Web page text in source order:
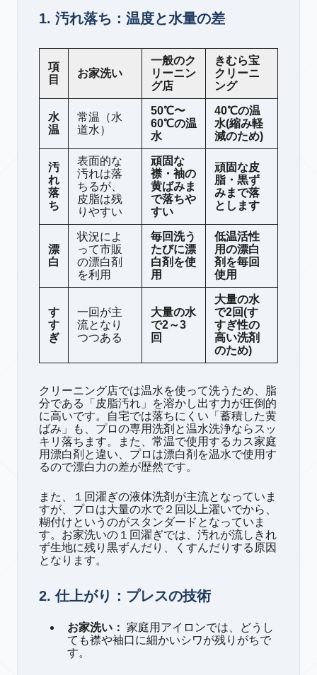
1. 汚れ落ち：温度と水量の差
項
目
お家洗い
一般のク
リーニン
グ店
きむら宝
クリーニ
ング
水
温
常温（水
道水）
50℃〜
60℃の温
水
40℃の温
水(縮み軽
減のため)
汚
れ
落
ち
表面的な
汚れは落
ちるが、
皮脂は残
りやすい
頑固な
襟・袖の
黄ばみま
で落ちや
すい
頑固な皮
脂・黒ず
みまで落
とします
漂
白
状況によ
って市販
の漂白剤
を利用
毎回洗う
たびに漂
白剤を使
用
低温活性
用の漂白
剤を毎回
使用
す
す
ぎ
一回が主
流となり
つつある
大量の水
で2～3
回
大量の水
で2回(す
すぎ性の
高い洗剤
のため)
クリーニング店では温水を使って洗うため、脂
分である「皮脂汚れ」を溶かし出す力が圧倒的
に高いです。自宅では落ちにくい「蓄積した黄
ばみ」も、プロの専用洗剤と温水洗浄ならスッ
キリ落ちます。また、常温で使用するカス家庭
用漂白剤と違い、プロは漂白剤を温水で使用す
るので漂白力の差が歴然です。
また、１回濯ぎの液体洗剤が主流となっていま
すが、プロは大量の水で２回以上濯いでから、
糊付けというのがスタンダードとなっていま
す。お家洗いの１回濯ぎでは、汚れが流しきれ
ず生地に残り黒ずんだり、くすんだりする原因
となります。
2. 仕上がり：プレスの技術
お家洗い： 家庭用アイロンでは、どうし
ても襟や袖口に細かいシワが残りがちで
す。